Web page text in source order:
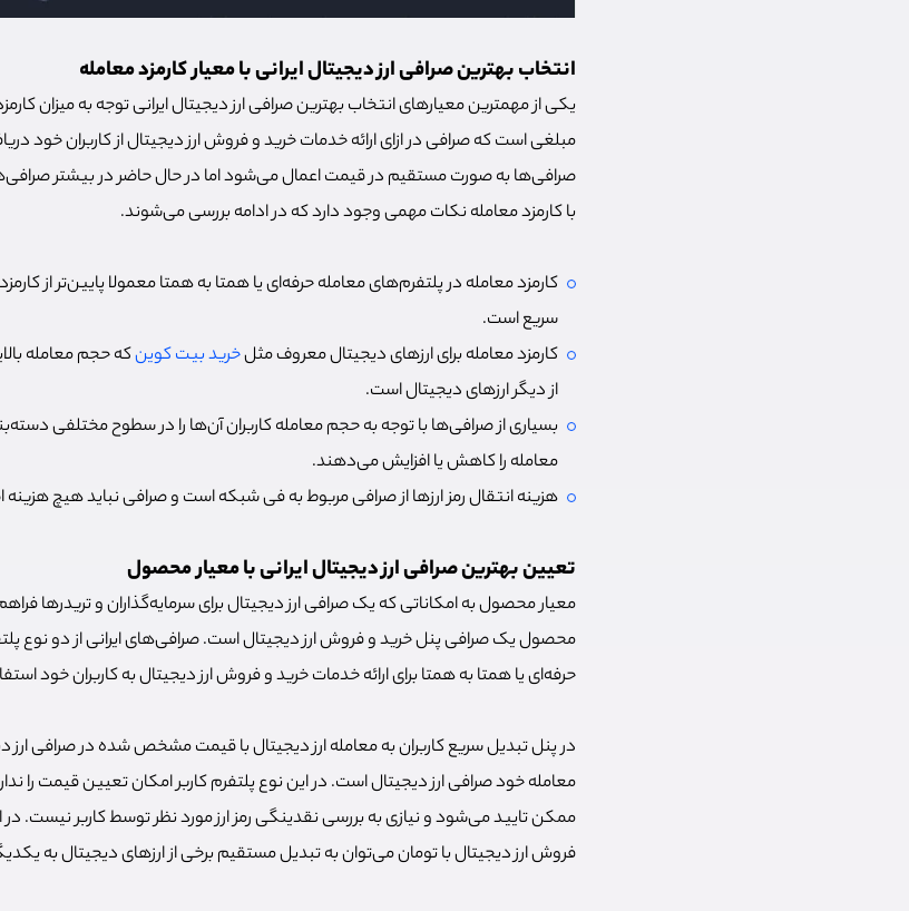
انتخاب بهترین صرافی ارز دیجیتال ایرانی با معیار کارمزد معامله
یکی از مهمترین معیارهای انتخاب بهترین صرافی ارز دیجیتال ایرانی توجه به میزان
مبلغی است که صرافی در ازای ارائه خدمات خرید و فروش ارز دیجیتال از کاربران خود
صرافی‌ها به صورت مستقیم در قیمت اعمال می‌شود اما در حال حاضر در بیشتر
با کارمزد معامله نکات مهمی وجود دارد که در ادامه بررسی می‌شوند.
کارمزد معامله در پلتفرم‌های معامله حرفه‌ای یا همتا به همتا معمولا پایین‌تر از
سریع است.
کارمزد معامله برای ارزهای دیجیتال معروف مثلخرید بیت کوینکه حجم معامله
از دیگر ارزهای دیجیتال است.
بسیاری از صرافی‌ها با توجه به حجم معامله کاربران آن‌ها را در سطوح مختلفی
معامله را کاهش یا افزایش می‌دهند.
هزینه انتقال رمز ارزها از صرافی مربوط به فی شبکه است و صرافی نباید هیچ هزینه‌
تعیین بهترین صرافی ارز دیجیتال ایرانی با معیار محصول
معیار محصول به امکاناتی که یک صرافی ارز دیجیتال برای سرمایه‌گذاران و تریدرها
محصول یک صرافی پنل خرید و فروش ارز دیجیتال است. صرافی‌های ایرانی از دو نوع
حرفه‌ای یا همتا به همتا برای ارائه خدمات خرید و فروش ارز دیجیتال به کاربران خود
در پنل تبدیل سریع کاربران به معامله ارز دیجیتال با قیمت مشخص شده در صرافی ارز
معامله خود صرافی ارز دیجیتال است. در این نوع پلتفرم کاربر امکان تعیین قیمت را
ممکن تایید می‌شود و نیازی به بررسی نقدینگی رمز ارز مورد نظر توسط کاربر نیست. در
فروش ارز دیجیتال با تومان می‌توان به تبدیل مستقیم برخی از ارزهای دیجیتال به